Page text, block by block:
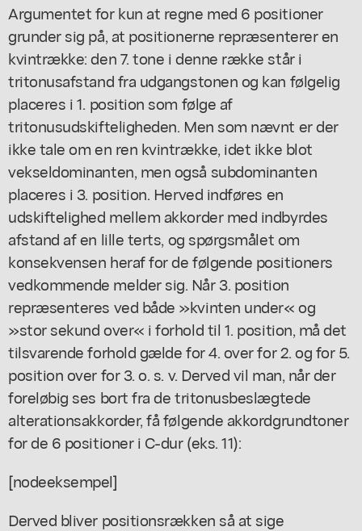
Argumentet for kun at regne med 6 positioner
grunder sig på, at positionerne repræsenterer en
kvintrække: den 7. tone i denne række står i
tritonusafstand fra udgangstonen og kan følgelig
placeres i 1. position som følge af
tritonusudskifteligheden. Men som nævnt er der
ikke tale om en ren kvintrække, idet ikke blot
vekseldominanten, men også subdominanten
placeres i 3. position. Herved indføres en
udskiftelighed mellem akkorder med indbyrdes
afstand af en lille terts, og spørgsmålet om
konsekvensen heraf for de følgende positioners
vedkommende melder sig. Når 3. position
repræsenteres ved både »kvinten under« og
»stor sekund over« i forhold til 1. position, må det
tilsvarende forhold gælde for 4. over for 2. og for 5.
position over for 3. o. s. v. Derved vil man, når der
foreløbig ses bort fra de tritonusbeslægtede
alterationsakkorder, få følgende akkordgrundtoner
for de 6 positioner i C-dur (eks. 11):
[nodeeksempel]
Derved bliver positionsrækken så at sige